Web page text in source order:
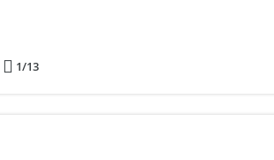
1/13